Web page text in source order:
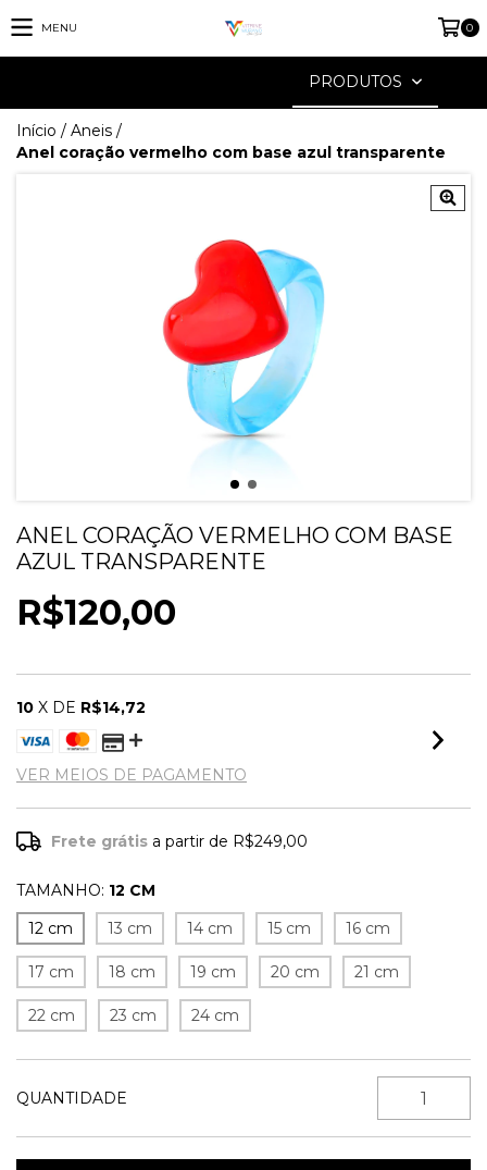
MENU 0
PRODUTOS
Início / Aneis /
Anel coração vermelho com base azul transparente
ANEL CORAÇÃO VERMELHO COM BASE
AZUL TRANSPARENTE
R$120,00
10 X DE R$14,72
VER MEIOS DE PAGAMENTO
Frete grátis a partir de R$249,00
TAMANHO: 12 CM
12 cm
13 cm 14 cm 15 cm 16 cm
17 cm 18 cm 19 cm 20 cm 21 cm
22 cm 23 cm 24 cm
QUANTIDADE